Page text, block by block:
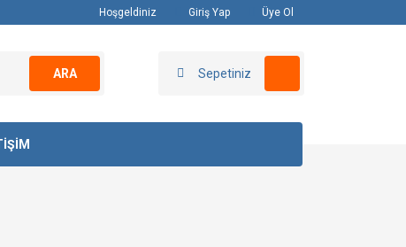
Hoşgeldiniz Giriş Yap Üye Ol
ARA Sepetiniz